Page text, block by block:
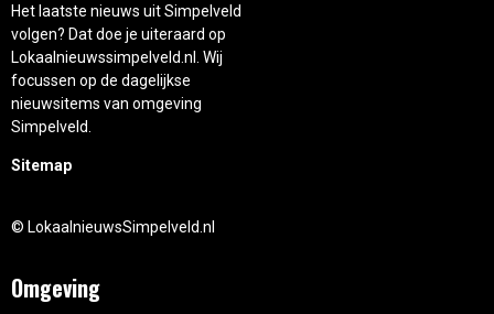
Het laatste nieuws uit Simpelveld
volgen? Dat doe je uiteraard op
Lokaalnieuwssimpelveld.nl. Wij
focussen op de dagelijkse
nieuwsitems van omgeving
Simpelveld.
Sitemap
© LokaalnieuwsSimpelveld.nl
Omgeving